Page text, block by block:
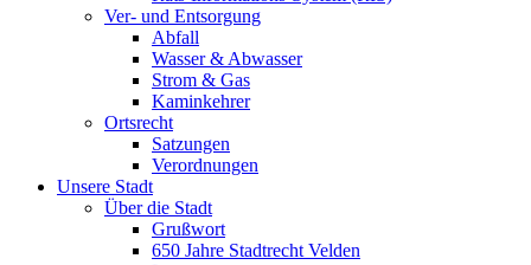
Ver- und Entsorgung
Abfall
Wasser & Abwasser
Strom & Gas
Kaminkehrer
Ortsrecht
Satzungen
Verordnungen
Unsere Stadt
Über die Stadt
Grußwort
650 Jahre Stadtrecht Velden